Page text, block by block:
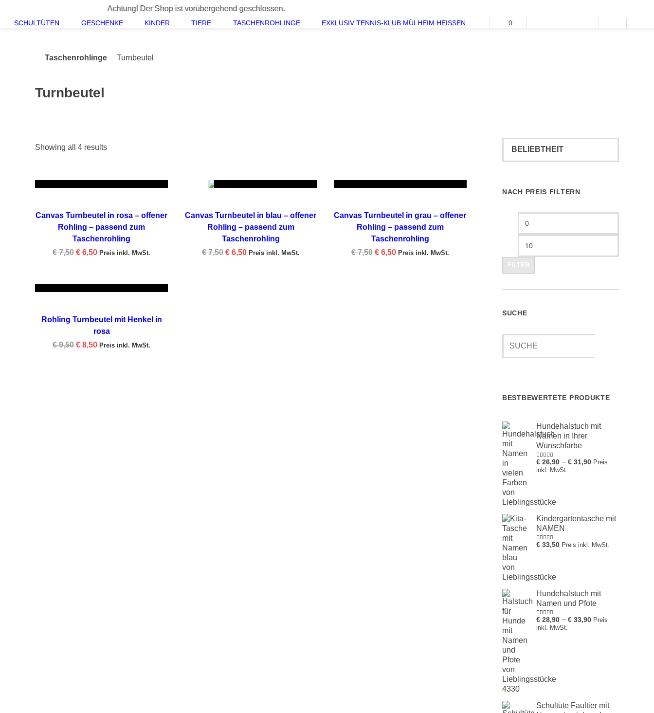
Achtung! Der Shop ist vorübergehend geschlossen.
SCHULTÜTEN GESCHENKE KINDER TIERE TASCHENROHLINGE EXKLUSIV TENNIS-KLUB MÜLHEIM HEISSEN 0
Taschenrohlinge Turnbeutel
Turnbeutel
Showing all 4 resultsSorted
Canvas Turnbeutel in rosa – offener
Rohling – passend zum
Taschenrohling
€7,50 Original
€ 6,50Current
Preis inkl. MwSt.
Canvas Turnbeutel in blau – offener
Rohling – passend zum
Taschenrohling
€7,50 Original
€6,50Current
Preis inkl. MwSt.
Canvas Turnbeutel in grau – offener
Rohling – passend zum
Taschenrohling
€7,50 Original
€6,50Current
Preis inkl. MwSt.
Rohling Turnbeutel mit Henkel in
rosa
€9,50 Original
€ 8,50Current
Preis inkl. MwSt.
NACH PREIS FILTERN
Mindestpreis
FILTER
SUCHE
nach:
BESTBEWERTETE PRODUKTE
Hundehalstuch mit
Namen in Ihrer
Wunschfarbe
Bewertung
5.00
von 1
bis 5
€26,90– €31,90 Preis
inkl. MwSt.
Kindergartentasche mit
NAMEN
Bewertung
€33,50 Preis inkl. MwSt.
Hundehalstuch mit
Namen und Pfote
Bewertung
5.00
von 1
bis 5
€28,90– €33,90 Preis
inkl. MwSt.
Schultüte Faultier mit